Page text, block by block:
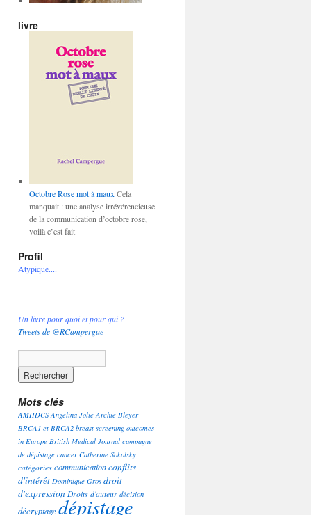
livre
Octobre Rose mot à maux Cela
manquait : une analyse irrévérencieuse
de la communication d’octobre rose,
voilà c’est fait
Profil
Atypique....
Un livre pour quoi et pour qui ?
Tweets de @RCampergue
Mots clés
AMHDCS Angelina Jolie Archie Bleyer
BRCA1 et BRCA2 breast screening outcomes
in Europe British Medical Journal campagne
de dépistage cancer Catherine Sokolsky
catégories communicationconflits
d'intérêt Dominique Gros droit
d'expression Droits d'auteur décision
décryptage dépistage